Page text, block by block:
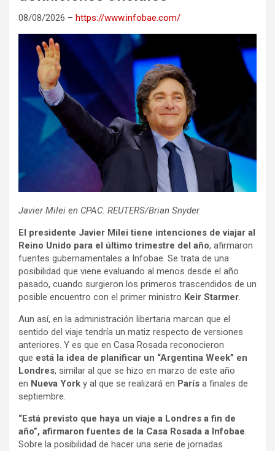
08/08/2026 – https://www.infobae.com/
Javier Milei en CPAC. REUTERS/Brian Snyder
El presidente Javier Milei tiene intenciones de viajar al
Reino Unido para el último trimestre del año, afirmaron
fuentes gubernamentales a Infobae. Se trata de una
posibilidad que viene evaluando al menos desde el año
pasado, cuando surgieron los primeros trascendidos de un
posible encuentro con el primer ministro Keir Starmer.
Aun así, en la administración libertaria marcan que el
sentido del viaje tendría un matiz respecto de versiones
anteriores. Y es que en Casa Rosada reconocieron
que está la idea de planificar un “Argentina Week” en
Londres, similar al que se hizo en marzo de este año
en Nueva York y al que se realizará en París a finales de
septiembre.
“Está previsto que haya un viaje a Londres a fin de
año”, afirmaron fuentes de la Casa Rosada a Infobae.
Sobre la posibilidad de hacer una serie de jornadas